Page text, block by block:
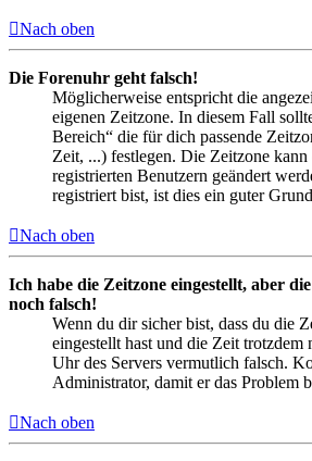
Nach oben
Die Forenuhr geht falsch!
Möglicherweise entspricht die
eigenen Zeitzone. In diesem Fall
Bereich“ die für dich passende
Zeit, ...) festlegen. Die Zeitzone
registrierten Benutzern geändert
registriert bist, ist dies ein guter
Nach oben
Ich habe die Zeitzone eingestellt, aber
noch falsch!
Wenn du dir sicher bist, dass du die
eingestellt hast und die Zeit trotzdem
Uhr des Servers vermutlich falsch.
Administrator, damit er das Problem
Nach oben